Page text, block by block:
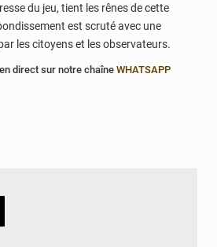
du jeu, tient les rênes de cette
est scruté avec une
les citoyens et les observateurs.
direct sur notre chaîne WHATSAPP